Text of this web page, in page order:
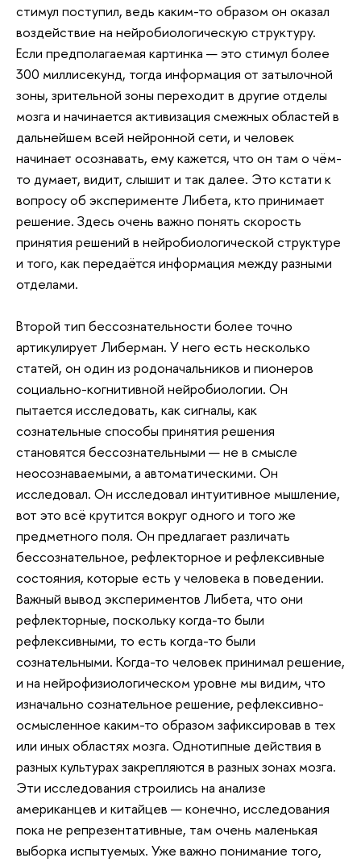
стимул поступил, ведь каким-то образом он оказал
воздействие на нейробиологическую структуру.
Если предполагаемая картинка — это стимул более
300 миллисекунд, тогда информация от затылочной
зоны, зрительной зоны переходит в другие отделы
мозга и начинается активизация смежных областей в
дальнейшем всей нейронной сети, и человек
начинает осознавать, ему кажется, что он там о чём-
то думает, видит, слышит и так далее. Это кстати к
вопросу об эксперименте Либета, кто принимает
решение. Здесь очень важно понять скорость
принятия решений в нейробиологической структуре
и того, как передаётся информация между разными
отделами.
Второй тип бессознательности более точно
артикулирует Либерман. У него есть несколько
статей, он один из родоначальников и пионеров
социально-когнитивной нейробиологии. Он
пытается исследовать, как сигналы, как
сознательные способы принятия решения
становятся бессознательными — не в смысле
неосознаваемыми, а автоматическими. Он
исследовал. Он исследовал интуитивное мышление,
вот это всё крутится вокруг одного и того же
предметного поля. Он предлагает различать
бессознательное, рефлекторное и рефлексивные
состояния, которые есть у человека в поведении.
Важный вывод экспериментов Либета, что они
рефлекторные, поскольку когда-то были
рефлексивными, то есть когда-то были
сознательными. Когда-то человек принимал решение,
и на нейрофизиологическом уровне мы видим, что
изначально сознательное решение, рефлексивно-
осмысленное каким-то образом зафиксировав в тех
или иных областях мозга. Однотипные действия в
разных культурах закрепляются в разных зонах мозга.
Эти исследования строились на анализе
американцев и китайцев — конечно, исследования
пока не репрезентативные, там очень маленькая
выборка испытуемых. Уже важно понимание того,